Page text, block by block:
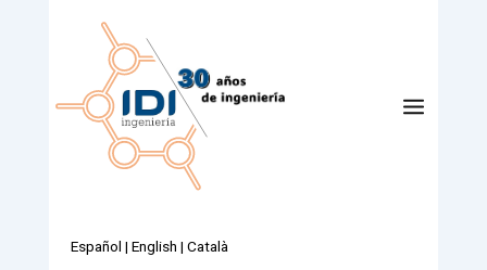
Español | English | Català